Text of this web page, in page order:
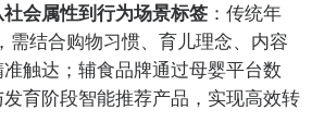
会属性到行为场景标签：传统年
需结合购物习惯、育儿理念、内容
触达；辅食品牌通过母婴平台数
育阶段智能推荐产品，实现高效转